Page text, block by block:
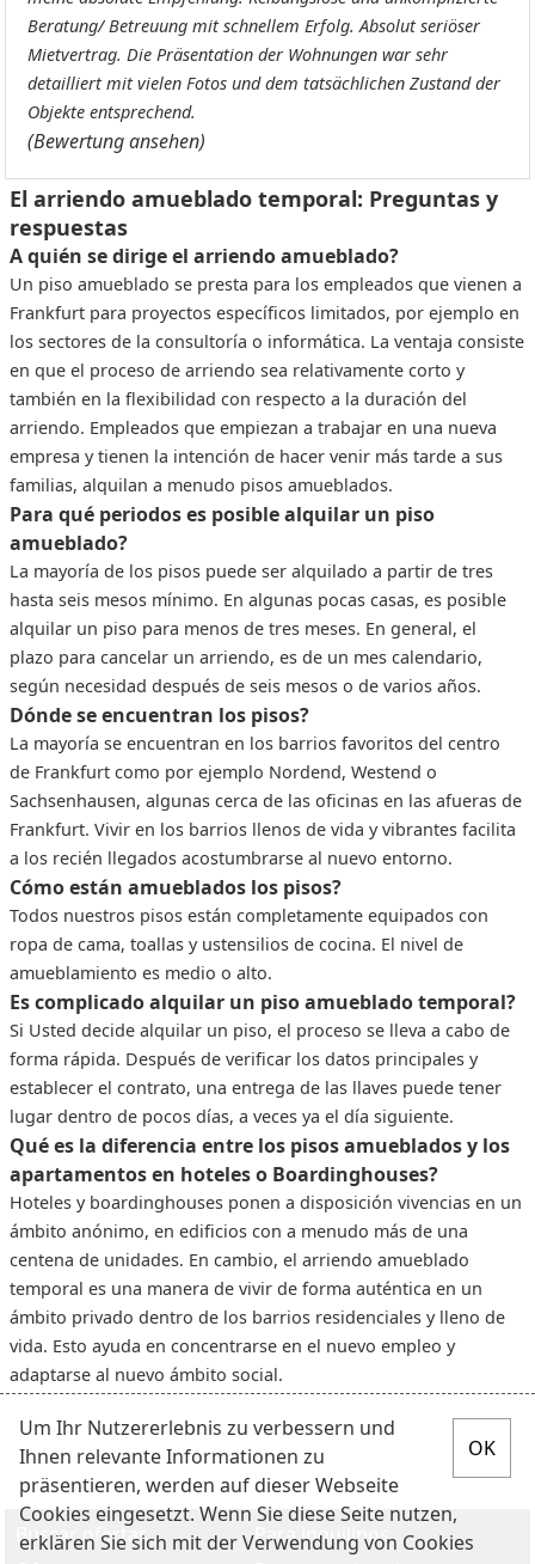
Beratung/ Betreuung mit schnellem Erfolg. Absolut seriöser
Mietvertrag. Die Präsentation der Wohnungen war sehr
detailliert mit vielen Fotos und dem tatsächlichen Zustand der
Objekte entsprechend.
(Bewertung ansehen)
El arriendo amueblado temporal: Preguntas y
respuestas
A quién se dirige el arriendo amueblado?
Un piso amueblado se presta para los empleados que vienen a
Frankfurt para proyectos específicos limitados, por ejemplo en
los sectores de la consultoría o informática. La ventaja consiste
en que el proceso de arriendo sea relativamente corto y
también en la flexibilidad con respecto a la duración del
arriendo. Empleados que empiezan a trabajar en una nueva
empresa y tienen la intención de hacer venir más tarde a sus
familias, alquilan a menudo pisos amueblados.
Para qué periodos es posible alquilar un piso
amueblado?
La mayoría de los pisos puede ser alquilado a partir de tres
hasta seis mesos mínimo. En algunas pocas casas, es posible
alquilar un piso para menos de tres meses. En general, el
plazo para cancelar un arriendo, es de un mes calendario,
según necesidad después de seis mesos o de varios años.
Dónde se encuentran los pisos?
La mayoría se encuentran en los barrios favoritos del centro
de Frankfurt como por ejemplo Nordend, Westend o
Sachsenhausen, algunas cerca de las oficinas en las afueras de
Frankfurt. Vivir en los barrios llenos de vida y vibrantes facilita
a los recién llegados acostumbrarse al nuevo entorno.
Cómo están amueblados los pisos?
Todos nuestros pisos están completamente equipados con
ropa de cama, toallas y ustensilios de cocina. El nivel de
amueblamiento es medio o alto.
Es complicado alquilar un piso amueblado temporal?
Si Usted decide alquilar un piso, el proceso se lleva a cabo de
forma rápida. Después de verificar los datos principales y
establecer el contrato, una entrega de las llaves puede tener
lugar dentro de pocos días, a veces ya el día siguiente.
Qué es la diferencia entre los pisos amueblados y los
apartamentos en hoteles o Boardinghouses?
Hoteles y boardinghouses ponen a disposición vivencias en un
ámbito anónimo, en edificios con a menudo más de una
centena de unidades. En cambio, el arriendo amueblado
temporal es una manera de vivir de forma auténtica en un
ámbito privado dentro de los barrios residenciales y lleno de
vida. Esto ayuda en concentrarse en el nuevo empleo y
adaptarse al nuevo ámbito social.
Buscar ofertas
Para inquilinos
Um Ihr Nutzererlebnis zu verbessern und
Ihnen relevante Informationen zu
präsentieren, werden auf dieser Webseite
Cookies eingesetzt. Wenn Sie diese Seite nutzen,
erklären Sie sich mit der Verwendung von Cookies